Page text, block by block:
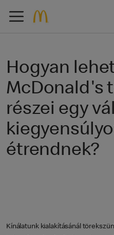
Hogyan
McDonald's
részei egy
étrendnek?
Kínálatunk kialakításánál